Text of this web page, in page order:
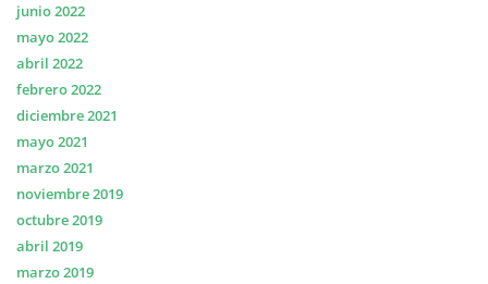
junio 2022
mayo 2022
abril 2022
febrero 2022
diciembre 2021
mayo 2021
marzo 2021
noviembre 2019
octubre 2019
abril 2019
marzo 2019